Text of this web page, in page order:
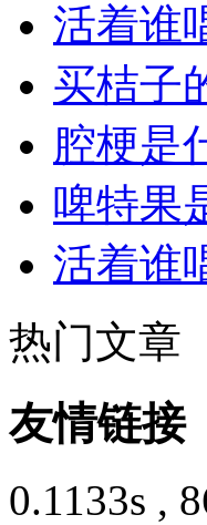
活着谁
买桔子
腔梗是
啤特果
活着谁
热门文章
友情链接
0.1133s ,